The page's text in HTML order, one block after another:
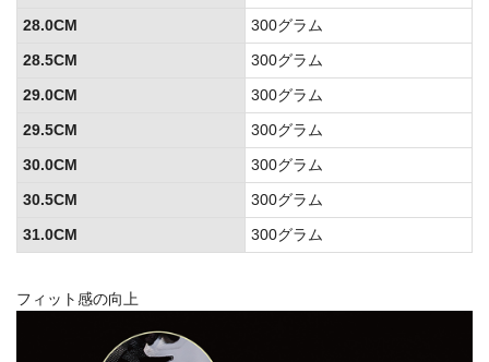
フィット感の向上
28.0CM
300グラム
28.5CM
300グラム
29.0CM
300グラム
29.5CM
300グラム
30.0CM
300グラム
30.5CM
300グラム
31.0CM
300グラム